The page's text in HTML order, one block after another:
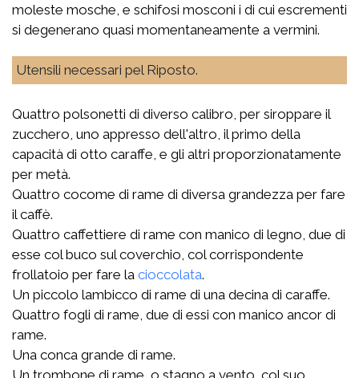
moleste mosche, e schifosi mosconi i di cui escrementi
si degenerano quasi momentaneamente a vermini.
Utensili necessari pel Riposto.
Quattro polsonetti di diverso calibro, per siroppare il
zucchero, uno appresso dell'altro, il primo della
capacità di otto caraffe, e gli altri proporzionatamente
per metà.
Quattro cocome di rame di diversa grandezza per fare
il caffè.
Quattro caffettiere di rame con manico di legno, due di
esse col buco sul coverchio, col corrispondente
frollatoio per fare la cioccolata.
Un piccolo lambicco di rame di una decina di caraffe.
Quattro fogli di rame, due di essi con manico ancor di
rame.
Una conca grande di rame.
Un trombone di rame, o stagno a vento, col suo